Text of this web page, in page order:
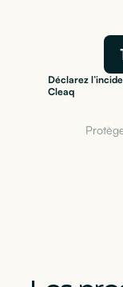
Déclarez
Cleaq